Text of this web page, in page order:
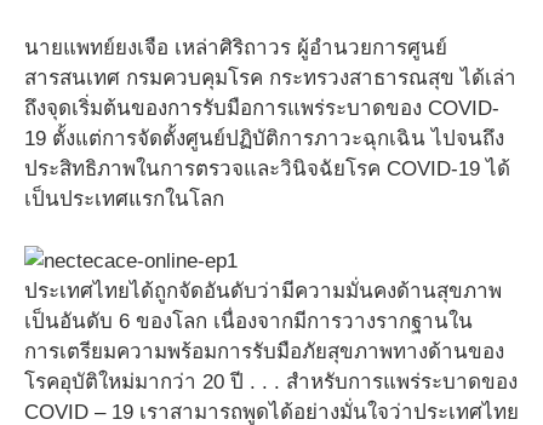
นายแพทย์ยงเจือ เหล่าศิริถาวร ผู้อำนวยการศูนย์
สารสนเทศ กรมควบคุมโรค กระทรวงสาธารณสุข ได้เล่า
ถึงจุดเริ่มต้นของการรับมือการแพร่ระบาดของ COVID-
19 ตั้งแต่การจัดตั้งศูนย์ปฏิบัติการภาวะฉุกเฉิน ไปจนถึง
ประสิทธิภาพในการตรวจและวินิจฉัยโรค COVID-19 ได้
เป็นประเทศแรกในโลก
ประเทศไทยได้ถูกจัดอันดับว่ามีความมั่นคงด้านสุขภาพ
เป็นอันดับ 6 ของโลก เนื่องจากมีการวางรากฐานใน
การเตรียมความพร้อมการรับมือภัยสุขภาพทางด้านของ
โรคอุบัติใหม่มากว่า 20 ปี . . . สำหรับการแพร่ระบาดของ
COVID – 19 เราสามารถพูดได้อย่างมั่นใจว่าประเทศไทย